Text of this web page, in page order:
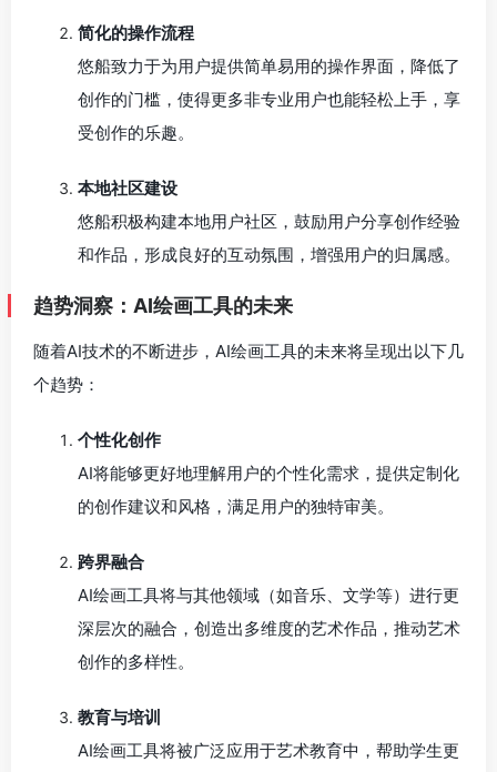
简化的操作流程
悠船致力于为用户提供简单易用的操作界面，降低了
创作的门槛，使得更多非专业用户也能轻松上手，享
受创作的乐趣。
本地社区建设
悠船积极构建本地用户社区，鼓励用户分享创作经验
和作品，形成良好的互动氛围，增强用户的归属感。
趋势洞察：AI绘画工具的未来
随着AI技术的不断进步，AI绘画工具的未来将呈现出以下几
个趋势：
个性化创作
AI将能够更好地理解用户的个性化需求，提供定制化
的创作建议和风格，满足用户的独特审美。
跨界融合
AI绘画工具将与其他领域（如音乐、文学等）进行更
深层次的融合，创造出多维度的艺术作品，推动艺术
创作的多样性。
教育与培训
AI绘画工具将被广泛应用于艺术教育中，帮助学生更